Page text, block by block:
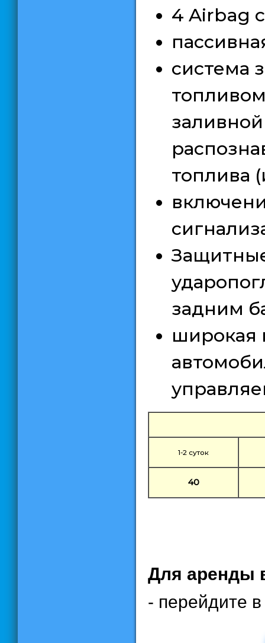
4 Airbag
система
топлива
задним
широкая
1-2 суток
40
Для аренды
- перейдите